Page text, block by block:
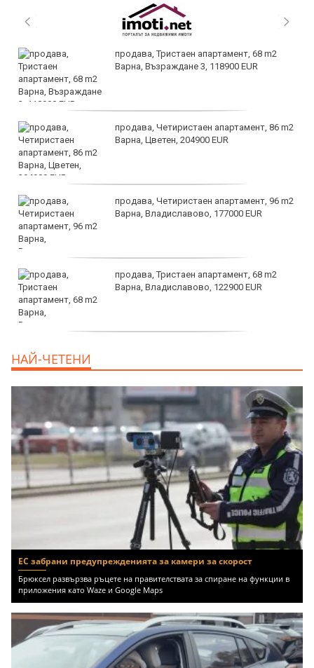
продава, Тристаен апартамент, 68 m2
Варна, Възраждане 3, 118900 EUR
продава, Четиристаен апартамент, 86 m2
Варна, Цветен, 204900 EUR
продава, Четиристаен апартамент, 96 m2
Варна, Владиславово, 177000 EUR
продава, Тристаен апартамент, 68 m2
Варна, Владиславово, 122900 EUR
НАЙ-ЧЕТЕНИ
ЕС забрани предупрежденията за камери за скорост
Брюксел развързва ръцете на правителствата за спиране на функции в
приложения като Waze и Google Maps